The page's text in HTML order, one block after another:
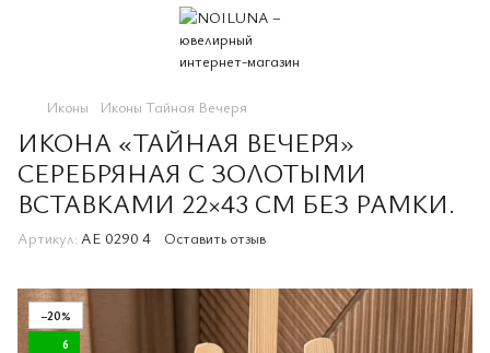
Иконы Иконы Тайная Вечеря
ИКОНА «ТАЙНАЯ ВЕЧЕРЯ»
СЕРЕБРЯНАЯ С ЗОЛОТЫМИ
ВСТАВКАМИ 22×43 СМ БЕЗ РАМКИ.
Артикул: AE 0290 4 Оставить отзыв
−20%
6